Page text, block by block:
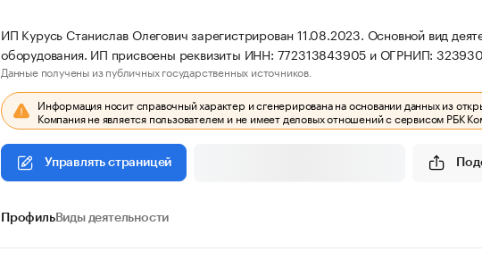
ИП Курусь Станислав Олегович зарегистрирован 11.08.2023. Основной вид
оборудования. ИП присвоены реквизиты ИНН: 772313843905 и ОГРНИП:
Данные получены из публичных государственных источников.
Информация носит справочный характер и сгенерирована на основании данных из
Компания не является пользователем и не имеет деловых отношений с сервисом РБК
Управлять страницей
ПрофильВиды деятельности